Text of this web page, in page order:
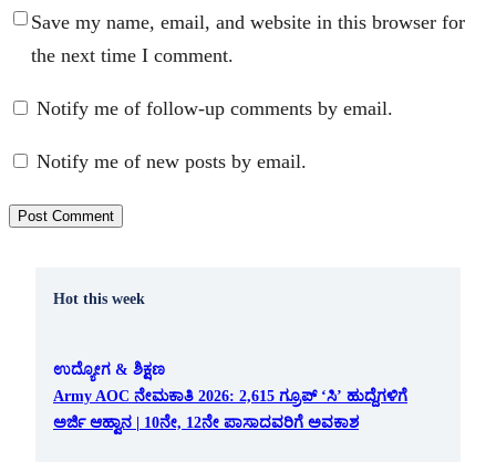
Save my name, email, and website in this browser for
the next time I comment.
Notify me of follow-up comments by email.
Notify me of new posts by email.
Hot this week
ಉದ್ಯೋಗ & ಶಿಕ್ಷಣ
Army AOC ನೇಮಕಾತಿ 2026: 2,615 ಗ್ರೂಪ್ ‘ಸಿ’ ಹುದ್ದೆಗಳಿಗೆ
ಅರ್ಜಿ ಆಹ್ವಾನ | 10ನೇ, 12ನೇ ಪಾಸಾದವರಿಗೆ ಅವಕಾಶ